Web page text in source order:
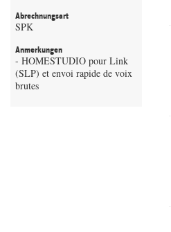
Abrechnungsart
SPK
Anmerkungen
- HOMESTUDIO pour Link
(SLP) et envoi rapide de voix
brutes